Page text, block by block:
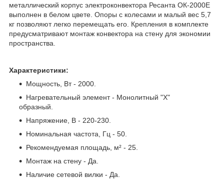
металлический корпус электроконвектора Ресанта ОК-2000Е
выполнен в белом цвете. Опоры с колесами и малый вес 5,7
кг позволяют легко перемещать его. Крепления в комплекте
предусматривают монтаж конвектора на стену для экономии
пространства.
Характеристики:
Мощность, Вт - 2000.
Нагревательный элемент - Монолитный "Х"
образный.
Напряжение, В - 220-230.
Номинальная частота, Гц - 50.
Рекомендуемая площадь, м² - 25.
Монтаж на стену - Да.
Наличие сетевой вилки - Да.